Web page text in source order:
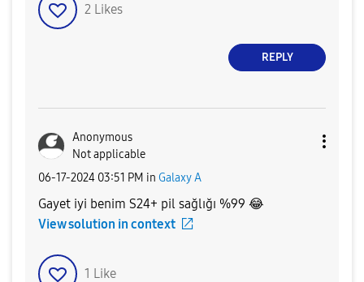
2 Likes
REPLY
Anonymous
Not applicable
‎06-17-2024 03:51 PM in Galaxy A
Gayet iyi benim S24+ pil sağlığı %99 😂
View solution in context
1 Like